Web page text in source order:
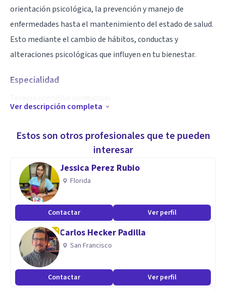
orientación psicológica, la prevención y manejo de
enfermedades hasta el mantenimiento del estado de salud.
Esto mediante el cambio de hábitos, conductas y
alteraciones psicológicas que influyen en tu bienestar.
Especialidad
Acompañamiento en duelos (Tanatológico)
Aptitudes
Psicogerontología, salud y envejecimiento.
Maestría en Gerontología con especialización en clínica y
salud
Ver descripción completa
Estos son otros profesionales que te pueden
interesar
Jessica Perez Rubio
Florida
Contactar Ver perfil
Carlos Hecker Padilla
San Francisco
Contactar Ver perfil